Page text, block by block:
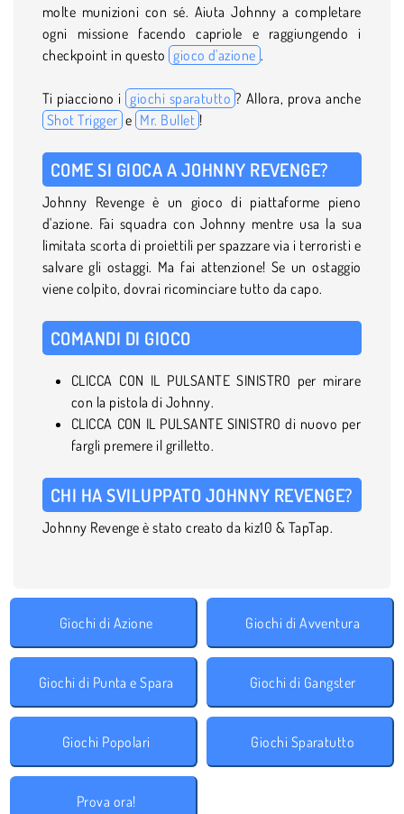
molte munizioni con sé. Aiuta Johnny a completare
ogni missione facendo capriole e raggiungendo i
checkpoint in questo gioco d'azione .
Ti piacciono i giochi sparatutto ? Allora, prova anche
Shot Trigger e Mr. Bullet !
COME SI GIOCA A JOHNNY REVENGE?
Johnny Revenge è un gioco di piattaforme pieno
d'azione. Fai squadra con Johnny mentre usa la sua
limitata scorta di proiettili per spazzare via i terroristi e
salvare gli ostaggi. Ma fai attenzione! Se un ostaggio
viene colpito, dovrai ricominciare tutto da capo.
COMANDI DI GIOCO
CLICCA CON IL PULSANTE SINISTRO per mirare
con la pistola di Johnny.
CLICCA CON IL PULSANTE SINISTRO di nuovo per
fargli premere il grilletto.
CHI HA SVILUPPATO JOHNNY REVENGE?
Johnny Revenge è stato creato da kiz10 & TapTap.
Giochi di Azione Giochi di Avventura
Giochi di Punta e Spara Giochi di Gangster
Giochi Popolari Giochi Sparatutto
Prova ora!